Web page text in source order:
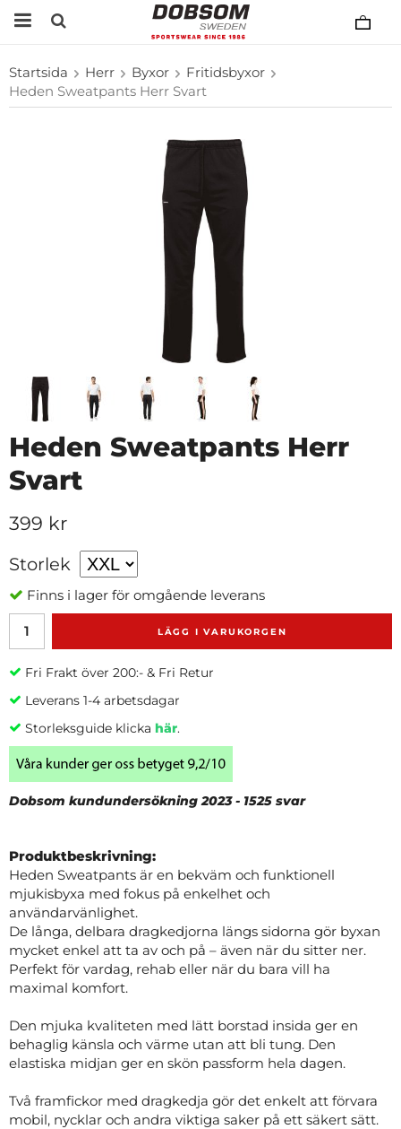
Startsida Herr Byxor
Fritidsbyxor
Heden Sweatpants Herr Svart
Heden Sweatpants Herr
Svart
399 kr
Storlek
Finns i lager för omgående leverans
LÄGG I VARUKORGEN
Fri Frakt över 200:- & Fri Retur
Leverans 1-4 arbetsdagar
Storleksguide klicka här.
Dobsom kundundersökning 2023 - 1525 svar
Produktbeskrivning:
Heden Sweatpants är en bekväm och funktionell
mjukisbyxa med fokus på enkelhet och
användarvänlighet.
De långa, delbara dragkedjorna längs sidorna gör byxan
mycket enkel att ta av och på – även när du sitter ner.
Perfekt för vardag, rehab eller när du bara vill ha
maximal komfort.
Den mjuka kvaliteten med lätt borstad insida ger en
behaglig känsla och värme utan att bli tung. Den
elastiska midjan ger en skön passform hela dagen.
Två framfickor med dragkedja gör det enkelt att förvara
mobil, nycklar och andra viktiga saker på ett säkert sätt.